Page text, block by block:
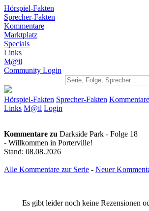
Hörspiel-Fakten
Sprecher-Fakten
Kommentare
Marktplatz
Specials
Links
M@il
Community Login
Hörspiel-Fakten Sprecher-Fakten Kommentare
Links M@il Login
Kommentare zu Darkside Park - Folge 18
- Willkommen in Porterville!
Stand: 08.08.2026
Alle Kommentare zur Serie - Neuer
Es gibt leider noch keine Rezensionen